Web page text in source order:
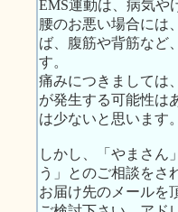
EMS運動は、病気や
腰のお悪い場合には
ば、腹筋や背筋など
す。
痛みにつきましては
が発生する可能性は
は少ないと思います。
しかし、「やまさん
う」とのご相談をさ
お届け先のメールを